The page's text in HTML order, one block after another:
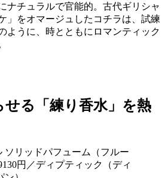
ナチュラルで官能的。古代ギリシャ
」をオマージュしたコチラは、試練
ように、時とともにロマンティック
せる「練り香水」を熱